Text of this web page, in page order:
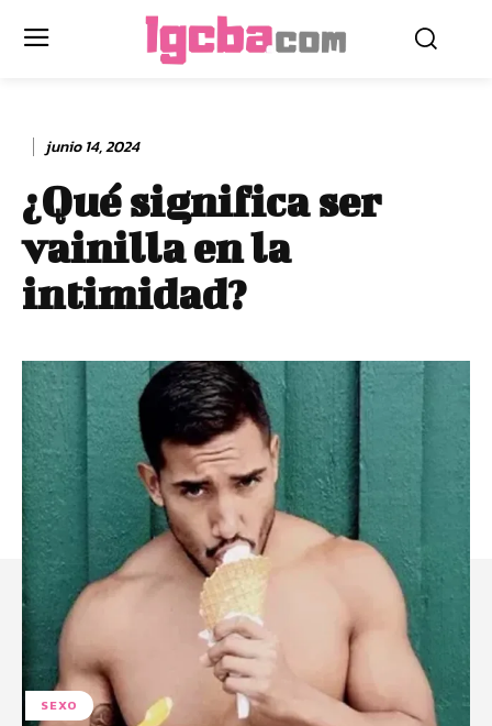
junio 14, 2024
¿Qué significa ser
vainilla en la
intimidad?
SEXO